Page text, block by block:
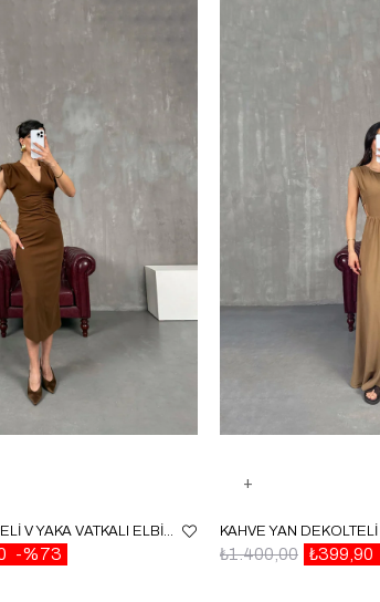
KAHVE ÖNDEN DRAPELI V YAKA VATKALI ELBISE GAUS00056
%73 ₺399,90
₺1.400,00